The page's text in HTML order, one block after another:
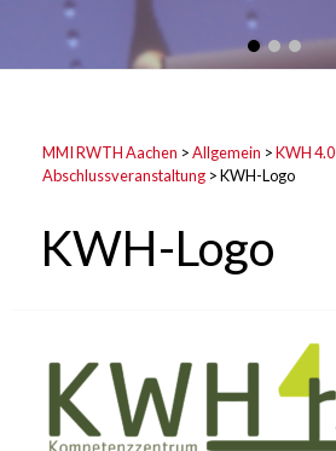
MMI RWTH Aachen >Allgemein >KWH 4.0
Abschlussveranstaltung>KWH-Logo
KWH-Logo